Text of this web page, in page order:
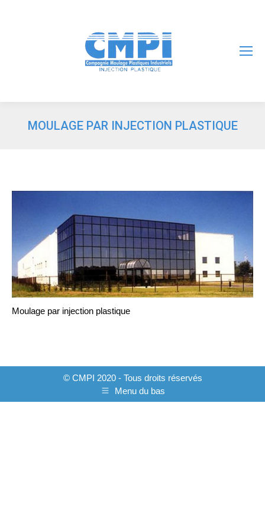
MOULAGE PAR INJECTION PLASTIQUE
Moulage par injection plastique
© CMPI 2020 - Tous droits réservés
Menu du bas